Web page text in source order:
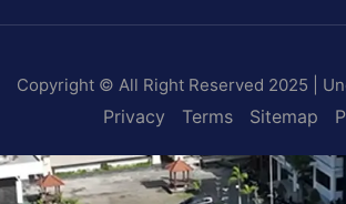
Copyright © All Right Reserved 2025 |
Privacy Terms Sitemap